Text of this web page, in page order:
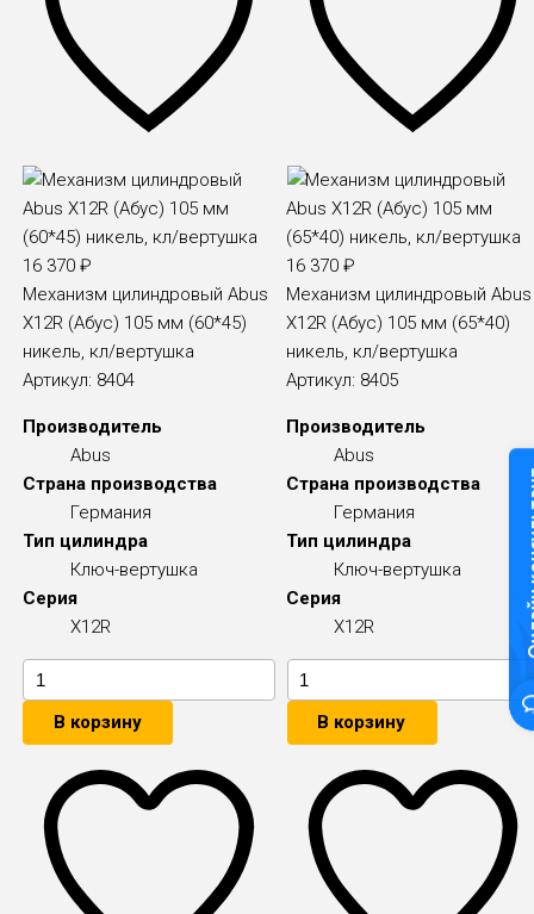
16 370₽
Механизм цилиндровый Abus
X12R (Абус) 105 мм (60*45)
никель, кл/вертушка
Артикул: 8404
Производитель
Abus
Страна производства
Германия
Тип цилиндра
Ключ-вертушка
Серия
X12R
В корзину
16 370₽
Механизм цилиндровый Abus
X12R (Абус) 105 мм (65*40)
никель, кл/вертушка
Артикул: 8405
Производитель
Abus
Страна производства
Германия
Тип цилиндра
Ключ-вертушка
Серия
X12R
В корзину